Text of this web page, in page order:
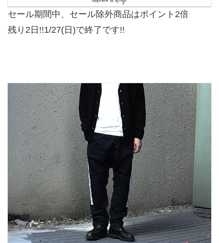
セール期間中、セール除外商品はポイント2倍
残り2日!!1/27(日)で終了です!!